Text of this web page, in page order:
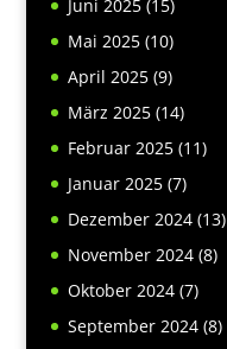
Juni 2025(15)
Mai 2025(10)
April 2025(9)
März 2025(14)
Februar 2025(11)
Januar 2025(7)
Dezember 2024(13)
November 2024(8)
Oktober 2024(7)
September 2024(8)